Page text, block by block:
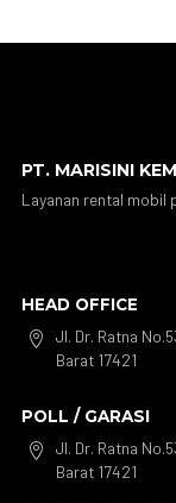
PT. MARISINI
Layanan rental mobil
HEAD OFFICE

Jl. Dr. Ratna
Barat 17421
POLL / GARASI

Jl. Dr. Ratna
Barat 17421